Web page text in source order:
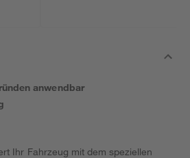
anwendbar
Ihr Fahrzeug mit dem speziellen